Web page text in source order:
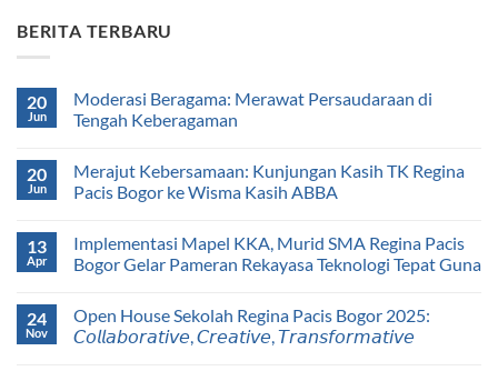
BERITA TERBARU
20
Jun
Moderasi Beragama: Merawat Persaudaraan di
Tengah Keberagaman
20
Jun
Merajut Kebersamaan: Kunjungan Kasih TK Regina
Pacis Bogor ke Wisma Kasih ABBA
13
Apr
Implementasi Mapel KKA, Murid SMA Regina Pacis
Bogor Gelar Pameran Rekayasa Teknologi Tepat Guna
24
Nov
Open House Sekolah Regina Pacis Bogor 2025:
𝘊𝘰𝘭𝘭𝘢𝘣𝘰𝘳𝘢𝘵𝘪𝘷𝘦, 𝘊𝘳𝘦𝘢𝘵𝘪𝘷𝘦, 𝘛𝘳𝘢𝘯𝘴𝘧𝘰𝘳𝘮𝘢𝘵𝘪𝘷𝘦